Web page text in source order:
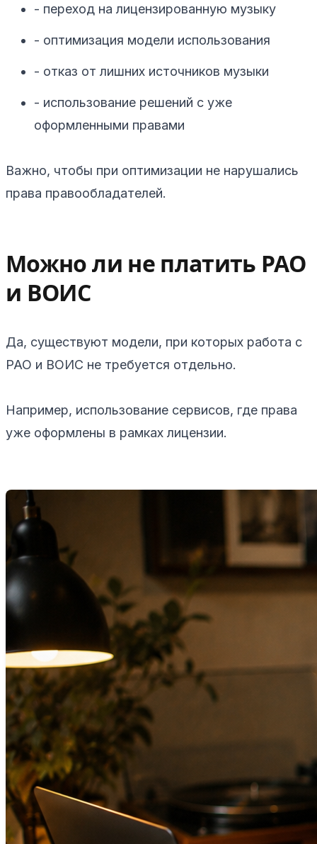
- переход на лицензированную музыку
- оптимизация модели использования
- отказ от лишних источников музыки
- использование решений с уже
оформленными правами
Важно, чтобы при оптимизации не нарушались
права правообладателей.
Можно ли не платить РАО
и ВОИС
Да, существуют модели, при которых работа с
РАО и ВОИС не требуется отдельно.
Например, использование сервисов, где права
уже оформлены в рамках лицензии.